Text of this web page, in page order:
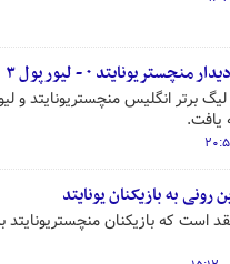
۰ - لیورپول ۳
برتر انگلیس منچستریونایتد و
یافت.
رونی به بازیکنان یونایتد